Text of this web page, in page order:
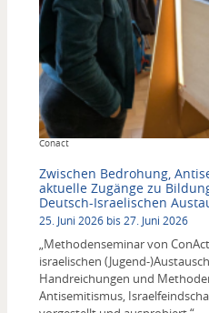
Copyright
Conact
Zwischen Bedrohung,
aktuelle Zugänge zu
Deutsch-Israelischen
25. Juni 2026 bis 27. Juni 2026
„Methodenseminar von
israelischen (Jugend-
Handreichungen und
Antisemitismus,